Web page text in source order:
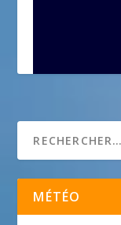
MÉTÉO